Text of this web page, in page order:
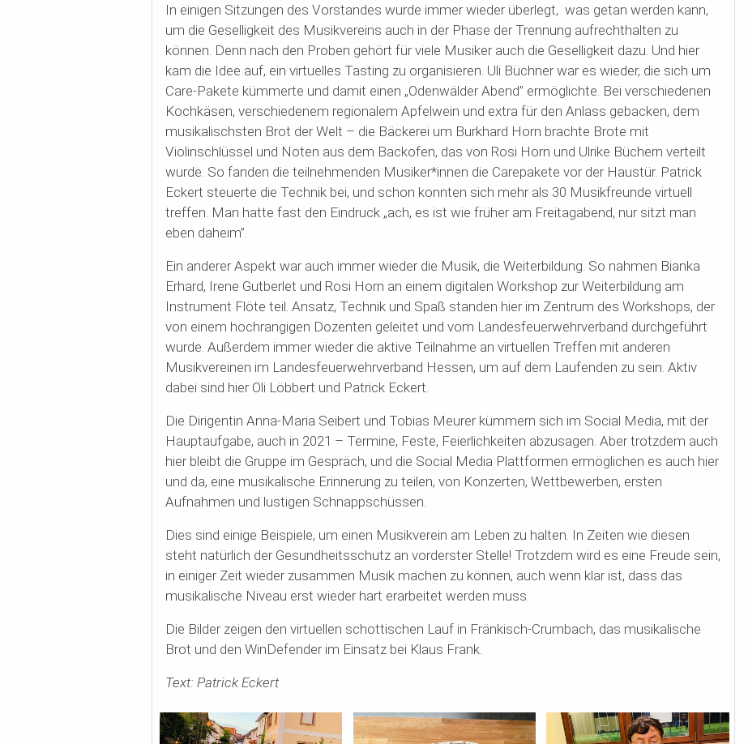
In einigen Sitzungen des Vorstandes wurde immer wieder überlegt, was getan werden kann,
um die Geselligkeit des Musikvereins auch in der Phase der Trennung aufrechthalten zu
können. Denn nach den Proben gehört für viele Musiker auch die Geselligkeit dazu. Und hier
kam die Idee auf, ein virtuelles Tasting zu organisieren. Uli Büchner war es wieder, die sich um
Care-Pakete kümmerte und damit einen „Odenwälder Abend” ermöglichte. Bei verschiedenen
Kochkäsen, verschiedenem regionalem Apfelwein und extra für den Anlass gebacken, dem
musikalischsten Brot der Welt – die Bäckerei um Burkhard Horn brachte Brote mit
Violinschlüssel und Noten aus dem Backofen, das von Rosi Horn und Ulrike Büchern verteilt
wurde. So fanden die teilnehmenden Musiker*innen die Carepakete vor der Haustür. Patrick
Eckert steuerte die Technik bei, und schon konnten sich mehr als 30 Musikfreunde virtuell
treffen. Man hatte fast den Eindruck „ach, es ist wie früher am Freitagabend, nur sitzt man
eben daheim”.
Ein anderer Aspekt war auch immer wieder die Musik, die Weiterbildung. So nahmen Bianka
Erhard, Irene Gutberlet und Rosi Horn an einem digitalen Workshop zurWeiterbildung am
Instrument Flöte teil. Ansatz, Technik und Spaß standen hier im Zentrum des Workshops, der
von einem hochrangigen Dozenten geleitet und vom Landesfeuerwehrverband durchgeführt
wurde. Außerdem immer wieder die aktive Teilnahme an virtuellen Treffen mit anderen
Musikvereinen im Landesfeuerwehrverband Hessen, um auf dem Laufenden zu sein. Aktiv
dabei sind hier Oli Löbbert und Patrick Eckert.
Die Dirigentin Anna-Maria Seibert und Tobias Meurer kümmern sich im Social Media, mit der
Hauptaufgabe, auch in 2021 – Termine, Feste, Feierlichkeiten abzusagen. Aber trotzdem auch
hier bleibt die Gruppe im Gespräch, und die Social Media Plattformen ermöglichen es auch hier
und da, eine musikalische Erinnerung zu teilen, von Konzerten, Wettbewerben, ersten
Aufnahmen und lustigen Schnappschüssen.
Dies sind einige Beispiele, um einen Musikverein am Leben zu halten. In Zeiten wie diesen
steht natürlich der Gesundheitsschutz an vorderster Stelle! Trotzdem wird es eine Freude sein,
in einiger Zeit wieder zusammen Musik machen zu können, auch wenn klar ist, dass das
musikalische Niveau erst wieder hart erarbeitet werden muss.
Die Bilder zeigen den virtuellen schottischen Lauf in Fränkisch-Crumbach, das musikalische
Brot und den WinDefenderim Einsatz bei Klaus Frank.
Text: Patrick Eckert